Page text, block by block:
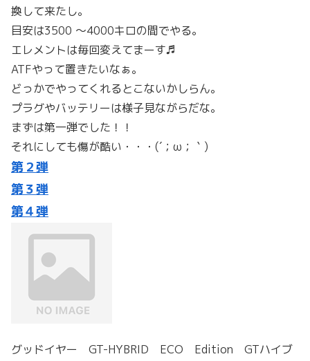
換して来たし。
目安は3500 ～4000キロの間でやる。
エレメントは毎回変えてまーす♬
ATFやって置きたいなぁ。
どっかでやってくれるとこないかしらん。
プラグやバッテリーは様子見ながらだな。
まずは第一弾でした！！
それにしても傷が酷い・・・(´；ω；｀)
第２弾
第３弾
第４弾
グッドイヤー GT-HYBRID ECO Edition GTハイブ